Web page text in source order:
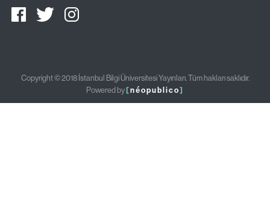
Copyright © 2018 İstanbul Bilgi Üniversitesi Yayınları. Tüm hakları saklıdır.
Powered by[néopublico]